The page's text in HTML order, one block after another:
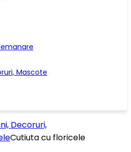
Mascote
Decoruri,
Cutiuta cu floricele